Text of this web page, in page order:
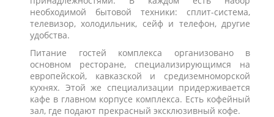
необходимой бытовой техники: сплит-система,
телевизор, холодильник, сейф и телефон, другие
удобства.
Питание гостей комплекса организовано в
основном ресторане, специализирующимся на
европейской, кавказской и средиземноморской
кухнях. Этой же специализации придерживается
кафе в главном корпусе комплекса. Есть кофейный
зал, где подают прекрасный эксклюзивный кофе.